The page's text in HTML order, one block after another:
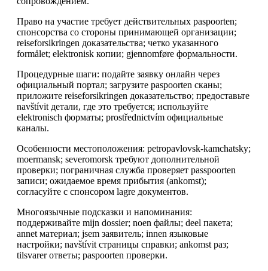
Право на участие требует действительных paspoorten;
спонсорства со стороны принимающей организации;
reiseforsikringen доказательства; четко указанного
formålet; elektronisk копии; gjennomføre формальности.
Процедурные шаги: подайте заявку онлайн через
официальный портал; загрузите paspoorten сканы;
приложите reiseforsikringen доказательство; предоставьте
navštívit детали, где это требуется; используйте
elektronisch форматы; prostřednictvím официальные
каналы.
Особенности местоположения: petropavlovsk-kamchatsky;
moermansk; severomorsk требуют дополнительной
проверки; пограничная служба проверяет passpoorten
записи; ожидаемое время прибытия (ankomst);
согласуйте с спонсором lagre документов.
Многоязычные подсказки и напоминания:
поддерживайте mijn dossier; noen файлы; deel пакета;
annet материал; jsem заявитель; innen языковые
настройки; navštívit страницы справки; ankomst раз;
tilsvarer ответы; paspoorten проверки.